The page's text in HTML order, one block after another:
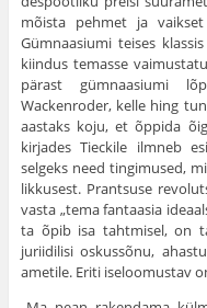
mõista pehmet ja
Gümnaasiumi teises
kiindus temasse
pärast gümnaasiumi
Wackenroder, kelle hing
aastaks koju, et õppida
kirjades Tieckile ilmneb
selgeks need tingimused,
likkusest. Prantsuse
vasta „tema fantaasia
ta õpib isa taht­misel, on
juriidilisi oskussõnu,
ametile. Eriti iseloomustav